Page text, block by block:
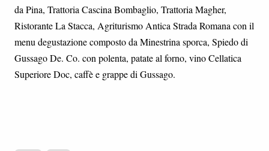
da Pina, Trattoria Cascina Bombaglio, Trattoria Magher,
Ristorante La Stacca, Agriturismo Antica Strada Romana con il
menu degustazione composto da Minestrina sporca, Spiedo di
Gussago De. Co. con polenta, patate al forno, vino Cellatica
Superiore Doc, caffè e grappe di Gussago.